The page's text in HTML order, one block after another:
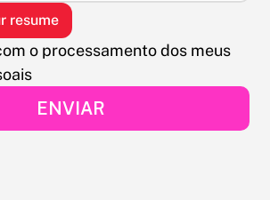
resume
o processamento dos meus
ENVIAR